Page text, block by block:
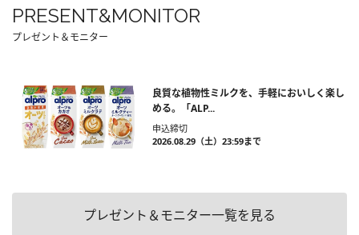
PRESENT&MONITOR
プレゼント＆モニター
良質な植物性ミルクを、手軽においしく楽し
める。「ALP...
申込締切
2026.08.29（土）23:59まで
プレゼント＆モニター一覧を見る